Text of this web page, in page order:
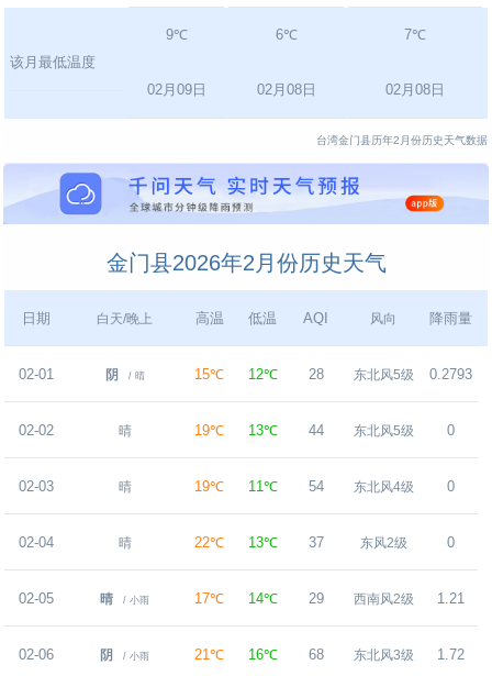
该月最低温度
9℃
02月09日
6℃
02月08日
7℃
02月08日
台湾金门县历年2月份历史天气数据
金门县2026年2月份历史天气
日期 白天/晚上 高温 低温 AQI 风向 降雨量
02-01 阴 / 晴 15℃ 12℃ 28 东北风5级 0.2793
02-02 晴 19℃ 13℃ 44 东北风5级 0
02-03 晴 19℃ 11℃ 54 东北风4级 0
02-04 晴 22℃ 13℃ 37 东风2级 0
02-05 晴 / 小雨 17℃ 14℃ 29 西南风2级 1.21
02-06 阴 / 小雨 21℃ 16℃ 68 东北风3级 1.72